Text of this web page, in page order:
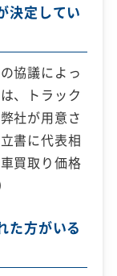
決定してい
協議によっ
、トラック
社が用意さ
書に代表相
買取り価格
た方がいる